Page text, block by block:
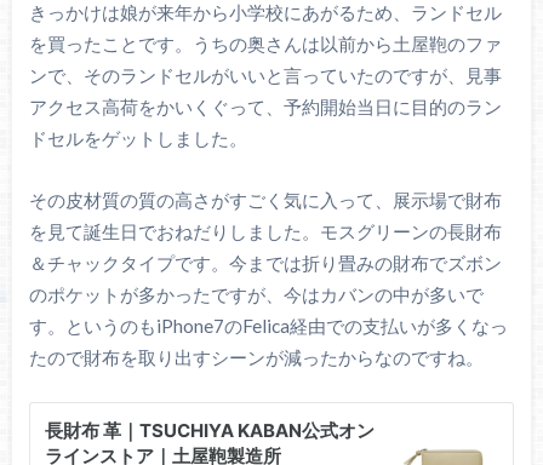
きっかけは娘が来年から小学校にあがるため、ランドセル
を買ったことです。うちの奥さんは以前から土屋鞄のファ
ンで、そのランドセルがいいと言っていたのですが、見事
アクセス高荷をかいくぐって、予約開始当日に目的のラン
ドセルをゲットしました。
その皮材質の質の高さがすごく気に入って、展示場で財布
を見て誕生日でおねだりしました。モスグリーンの長財布
＆チャックタイプです。今までは折り畳みの財布でズボン
のポケットが多かったですが、今はカバンの中が多いで
す。というのもiPhone7のFelica経由での支払いが多くなっ
たので財布を取り出すシーンが減ったからなのですね。